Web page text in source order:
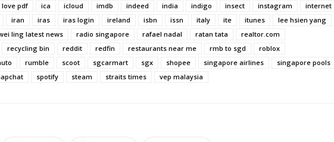
love pdf ica icloud imdb indeed india indigo insect instagram
internet
iran iras iras login ireland isbn issn italy ite itunes
lee hsien yang
ling latest news radio singapore rafael nadal ratan tata
realtor.com
recycling bin reddit redfin restaurants near me rmb to sgd
roblox
rumble scoot sgcarmart sgx shopee singapore airlines
singapore pools
spotify steam straits times vep malaysia